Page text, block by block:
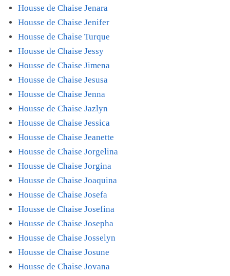
Housse de Chaise Jenara
Housse de Chaise Jenifer
Housse de Chaise Turque
Housse de Chaise Jessy
Housse de Chaise Jimena
Housse de Chaise Jesusa
Housse de Chaise Jenna
Housse de Chaise Jazlyn
Housse de Chaise Jessica
Housse de Chaise Jeanette
Housse de Chaise Jorgelina
Housse de Chaise Jorgina
Housse de Chaise Joaquina
Housse de Chaise Josefa
Housse de Chaise Josefina
Housse de Chaise Josepha
Housse de Chaise Josselyn
Housse de Chaise Josune
Housse de Chaise Jovana